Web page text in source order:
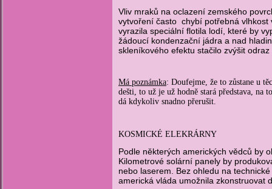
Vliv mraků na oclazení zemského
vytvoření často chybí potřebná vlhkost
vyrazila speciální flotila lodí, které by
žádoucí kondenzační jádra a nad
skleníkového efektu stačilo zvýšit
Má poznámka: Doufejme, že to zůstane u
dešti, to už je už hodně stará představa, na
dá kdykoliv snadno přerušit.
KOSMICKÉ ELEKRÁRNY
Podle některých amerických vědců by
Kilometrové solární panely by
nebo laserem. Bez ohledu na
americká vláda umožnila zkonstruovat